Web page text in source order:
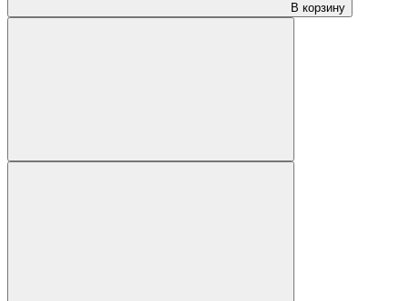
В корзину